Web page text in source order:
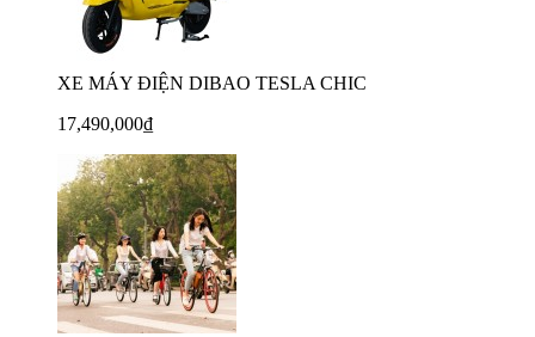
XE MÁY ĐIỆN DIBAO TESLA CHIC
17,490,000₫